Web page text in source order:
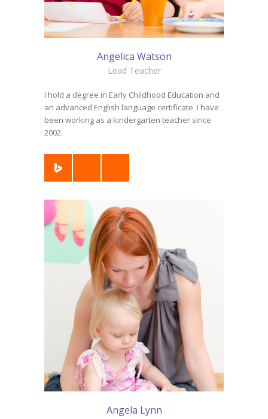
Angelica Watson
Lead Teacher
I hold a degree in Early Childhood Education and
an advanced English language certificate. I have
been working as a kindergarten teacher since
2002.
Angela Lynn